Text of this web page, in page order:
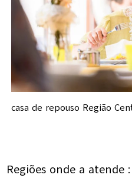
casa de repouso Região
Regiões onde a atende :